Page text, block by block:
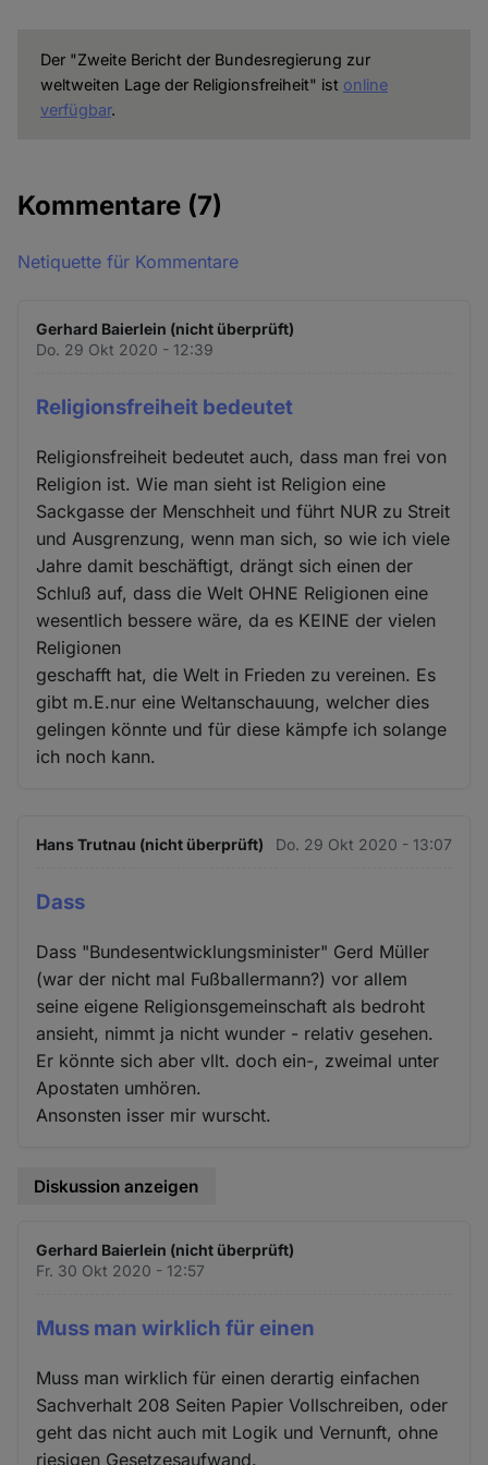
Der "Zweite Bericht der Bundesregierung zur
weltweiten Lage der Religionsfreiheit" ist online
verfügbar.
Kommentare (7)
Netiquette für Kommentare
Gerhard Baierlein (nicht überprüft)
Do. 29 Okt 2020 - 12:39
Religionsfreiheit bedeutet
Religionsfreiheit bedeutet auch, dass man frei von
Religion ist. Wie man sieht ist Religion eine
Sackgasse der Menschheit und führt NUR zu Streit
und Ausgrenzung, wenn man sich, so wie ich viele
Jahre damit beschäftigt, drängt sich einen der
Schluß auf, dass die Welt OHNE Religionen eine
wesentlich bessere wäre, da es KEINE der vielen
Religionen
geschafft hat, die Welt in Frieden zu vereinen. Es
gibt m.E.nur eine Weltanschauung, welcher dies
gelingen könnte und für diese kämpfe ich solange
ich noch kann.
Hans Trutnau (nicht überprüft) Do. 29 Okt 2020 - 13:07
Dass
Dass "Bundesentwicklungsminister" Gerd Müller
(war der nicht mal Fußballermann?) vor allem
seine eigene Religionsgemeinschaft als bedroht
ansieht, nimmt ja nicht wunder - relativ gesehen.
Er könnte sich aber vllt. doch ein-, zweimal unter
Apostaten umhören.
Ansonsten isser mir wurscht.
Diskussion anzeigen
Gerhard Baierlein (nicht überprüft)
Fr. 30 Okt 2020 - 12:57
Muss man wirklich für einen
Muss man wirklich für einen derartig einfachen
Sachverhalt 208 Seiten Papier Vollschreiben, oder
geht das nicht auch mit Logik und Vernunft, ohne
riesigen Gesetzesaufwand.